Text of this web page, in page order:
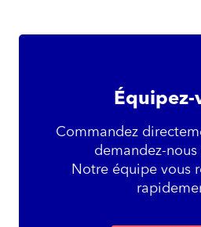
Équipez-
Commandez
demandez-nous
Notre équipe vous